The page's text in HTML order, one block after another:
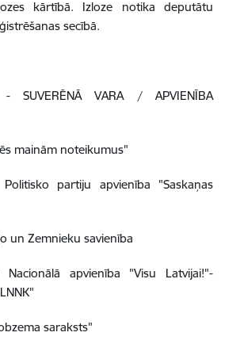
kārtībā. Izloze notika deputātu
secībā.
VARA / APVIENĪBA
mainām noteikumus"
partiju apvienība "Saskaņas
un Zemnieku savienība
apvienība "Visu Latvijai!"-
saraksts"